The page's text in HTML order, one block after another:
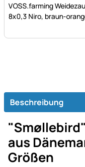
VOSS.farming
8x0,3 Niro, braun-
Beschreibung
aus
Größen